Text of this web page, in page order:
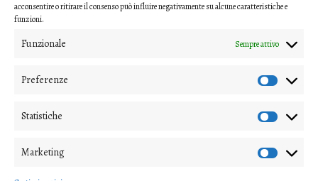
acconsentire o ritirare il consenso può influire negativamente su alcune caratteristiche e
funzioni.
Funzionale Sempre attivo
Preferenze
Statistiche
Marketing
CODICE ETICO
COME INVIARE UN CONTRIBUTO
(nipico47@gmail.com; angela.andrisano@unife.it)